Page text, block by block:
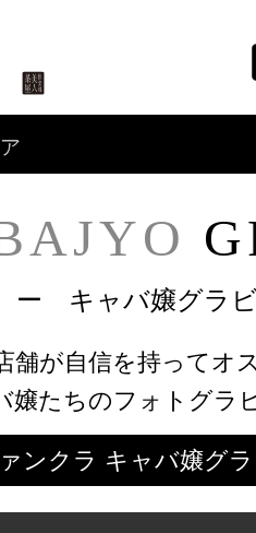
ー キャバ嬢グラ
舗が自信を持ってオ
嬢たちのフォトグラ
ァンクラ キャバ嬢グ